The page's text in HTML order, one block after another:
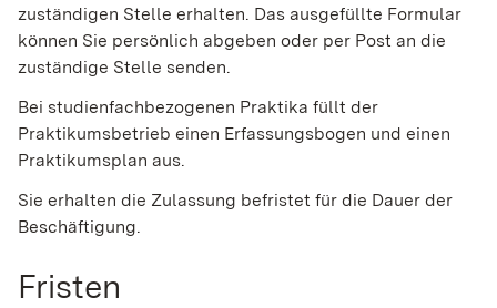
zuständigen Stelle erhalten. Das ausgefüllte Formular
können Sie persönlich abgeben oder per Post an die
zuständige Stelle senden.
Bei studienfachbezogenen Praktika füllt der
Praktikumsbetrieb einen Erfassungsbogen und einen
Praktikumsplan aus.
Sie erhalten die Zulassung befristet für die Dauer der
Beschäftigung.
Fristen